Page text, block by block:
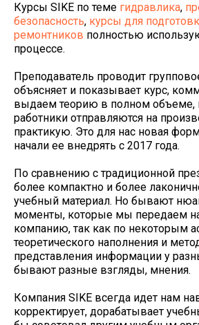
Курсы SIKE по теме гидравлика,
безопасность, курсы для
ремонтников полностью
процессе.
Преподаватель проводит
объясняет и показывает курс,
выдаем теорию в полном объеме,
работники отправляются на
практикую. Это для нас новая
начали ее внедрять с 2017 года.
По сравнению с традиционной
более компактно и более
учебный материал. Но бывают
моменты, которые мы передаем
компанию, так как по некоторым
теоретического наполнения и
представления информации у
бывают разные взгляды, мнения.
Компания SIKE всегда идет нам
корректирует, дорабатывает